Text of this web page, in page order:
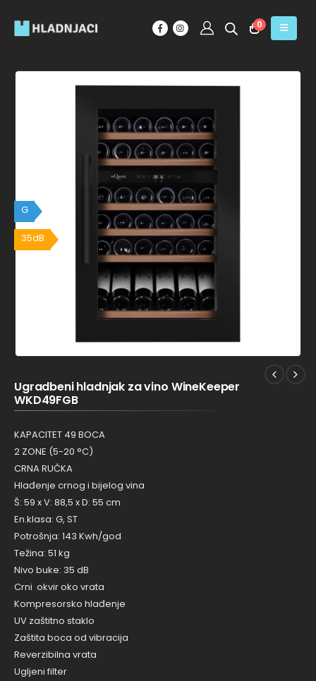
0
G
35dB
Ugradbeni hladnjak za vino WineKeeper
WKD49FGB
KAPACITET 49 BOCA
2 ZONE (5-20 °C)
CRNA RUČKA
Hlađenje crnog i bijelog vina
Š: 59 x V: 88,5 x D: 55 cm
En.klasa: G, ST
Potrošnja: 143 Kwh/god
Težina: 51 kg
Nivo buke: 35 dB
Crni okvir oko vrata
Kompresorsko hlađenje
UV zaštitno staklo
Zaštita boca od vibracija
Reverzibilna vrata
Ugljeni filter